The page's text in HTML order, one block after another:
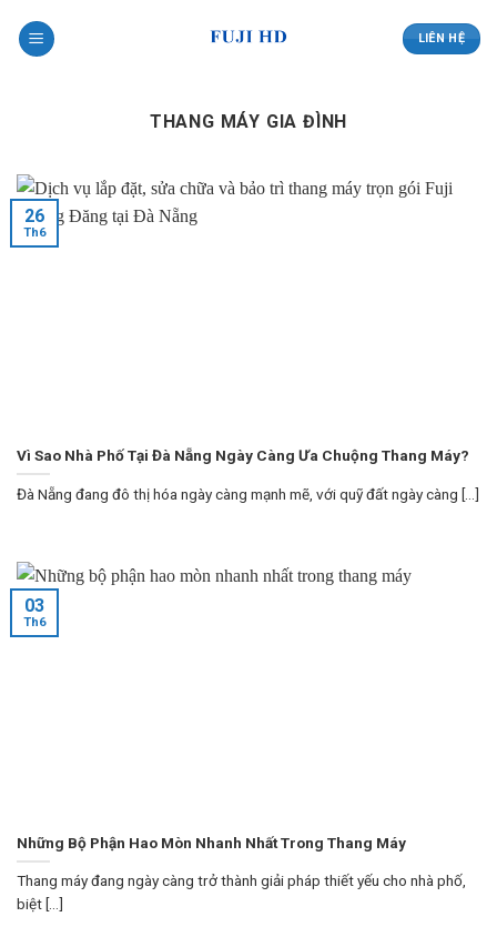
LIÊN HỆ
THANG MÁY GIA ĐÌNH
Vì Sao Nhà Phố Tại Đà Nẵng Ngày Càng Ưa Chuộng Thang Máy?
Đà Nẵng đang đô thị hóa ngày càng mạnh mẽ, với quỹ đất ngày càng [...]
26
Th6
Những Bộ Phận Hao Mòn Nhanh Nhất Trong Thang Máy
Thang máy đang ngày càng trở thành giải pháp thiết yếu cho nhà phố,
biệt [...]
03
Th6